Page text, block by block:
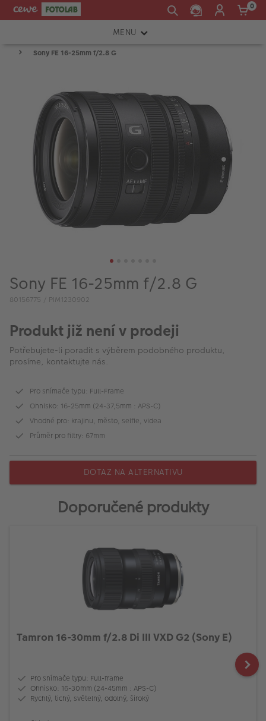
0
MENU
FOTOAPARÁTY
INSTAX™
TISKÁRNY A SKENERY
FOTOBRAŠNY
PŘÍSLUŠENSTVÍ
RÁMEČKY
FOTO BAZAR
Akce a slevy
Fotoprodukty
Sony FE 16-25mm f/2.8 G
Sony FE 16-25mm f/2.8 G
80156775 / PIM1230902
Produkt již není v prodeji
Potřebujete-li poradit s výběrem podobného produktu,
prosíme, kontaktujte nás.
Pro snímače typu: Full-Frame
Ohnisko: 16-25mm (24-37,5mm : APS-C)
Vhodné pro: krajinu, město, selfie, videa
Průměr pro filtry: 67mm
DOTAZ NA ALTERNATIVU
Doporučené produkty
Tamron 16-30mm f/2.8 Di III VXD G2 (Sony E)
Pro snímače typu: Full-frame
Ohnisko: 16-30mm (24-45mm : APS-C)
Rychlý, tichý, světelný, odolný, široký